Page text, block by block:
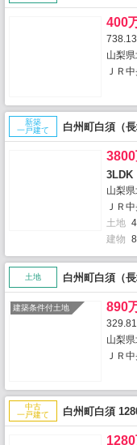
400
山梨
ＪＲ
新築
一戸建て
白州町白須（
3800
3LDK
山梨
ＪＲ
土地
建物
土地 白州町白須（
建築条件付土地 890
山梨
ＪＲ
中古
一戸建て
白州町白須
1280